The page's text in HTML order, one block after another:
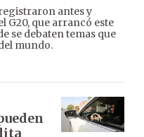
antes y
G20, que arrancó este
se debaten temas que
mundo.